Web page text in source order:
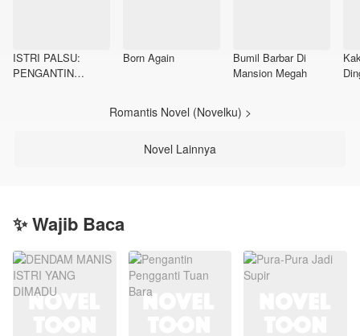
ISTRI PALSU:
PENGANTIN
Born Again
Bumil Barbar Di
Mansion Megah
Romantis Novel (Novelku) >
Novel Lainnya
✨ Wajib Baca